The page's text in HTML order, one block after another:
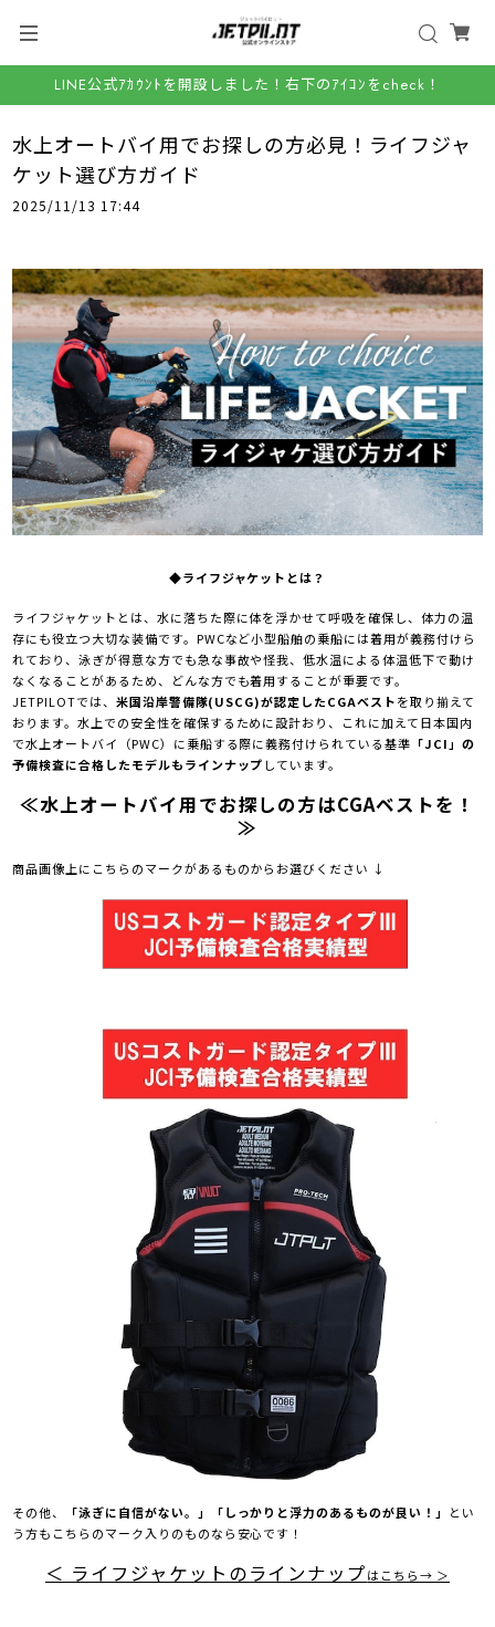
LINE公式ｱｶｳﾝﾄを開設しました！右下のｱｲｺﾝをcheck！
水上オートバイ用でお探しの方必見！ライフジャ
ケット選び方ガイド
2025/11/13 17:44
◆ライフジャケットとは？
ライフジャケットとは、水に落ちた際に体を浮かせて呼吸を確保し、体力の温
存にも役立つ大切な装備です。PWCなど小型船舶の乗船には着用が義務付けら
れており、泳ぎが得意な方でも急な事故や怪我、低水温による体温低下で動け
なくなることがあるため、どんな方でも着用することが重要です。
JETPILOTでは、 米国沿岸警備隊(USCG)が認定したCGAベストを取り揃えて
おります。水上での安全性を確保するために設計おり、これに加えて日本国内
で水上オートバイ（PWC）に乗船する際に義務付けられている基準 「JCI」の
予備検査に合格したモデルもラインナップ しています。
≪水上オートバイ用でお探しの方はCGAベストを！
≫
商品画像上にこちらのマークがあるものからお選びください ↓
その他、 「泳ぎに自信がない。」「しっかりと浮力のあるものが良い！」
とい
う方もこちらのマーク入りのものなら安心です！
＜ ライフジャケットのラインナップはこちら→ ＞